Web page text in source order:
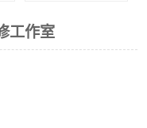
工作室